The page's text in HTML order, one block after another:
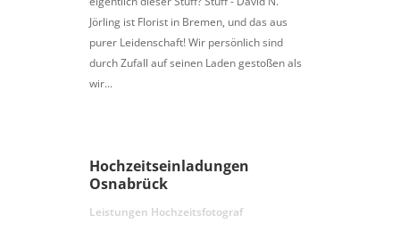
Jörling ist Florist in Bremen, und das aus
purer Leidenschaft! Wir persönlich sind
durch Zufall auf seinen Laden gestoßen als
wir...
Hochzeitseinladungen
Osnabrück
Leistungen Hochzeitsfotograf